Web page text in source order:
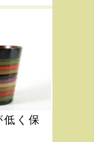
低く保